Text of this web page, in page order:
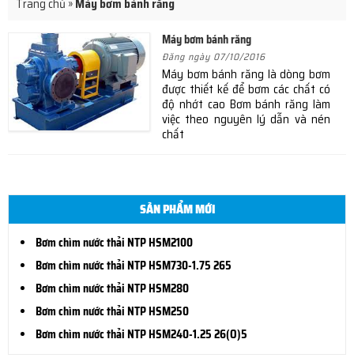
Trang chủ »Máy bơm bánh răng
Máy bơm bánh răng
Đăng ngày 07/10/2016
Máy bơm bánh răng là dòng bơm
được thiết kế để bơm các chất có
độ nhớt cao Bơm bánh răng làm
việc theo nguyên lý dẫn và nén
chất
SẢN PHẨM MỚI
Bơm chìm nước thải NTP HSM2100
Bơm chìm nước thải NTP HSM730-1.75 265
Bơm chìm nước thải NTP HSM280
Bơm chìm nước thải NTP HSM250
Bơm chìm nước thải NTP HSM240-1.25 26(O)5